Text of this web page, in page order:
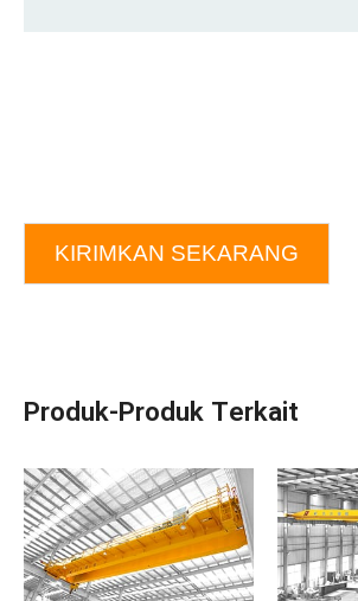
KIRIMKAN SEKARANG
Produk-Produk Terkait